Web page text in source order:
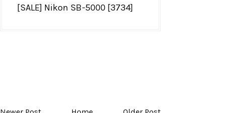
[SALE] Nikon SB-5000 [3734]